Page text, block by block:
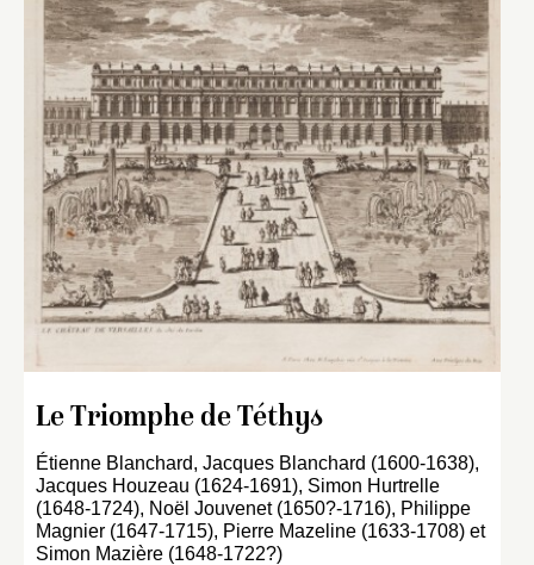
Le Triomphe de Téthys
Étienne Blanchard, Jacques Blanchard (1600-1638),
Jacques Houzeau (1624-1691), Simon Hurtrelle
(1648-1724), Noël Jouvenet (1650?-1716), Philippe
Magnier (1647-1715), Pierre Mazeline (1633-1708) et
Simon Mazière (1648-1722?)